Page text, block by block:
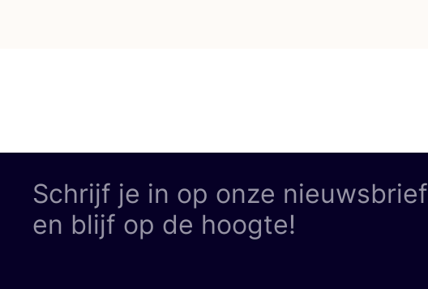
Schrijf je in op onze nieuwsbrief
en blijf op de hoogte!